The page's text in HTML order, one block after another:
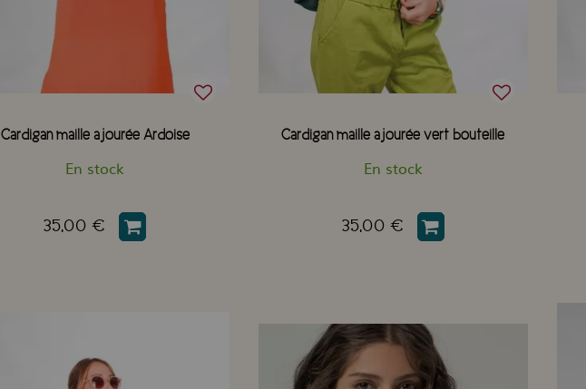
Cardigan maille ajourée Ardoise
En stock
35,00 €
Cardigan maille ajourée vert bouteille
En stock
35,00 €